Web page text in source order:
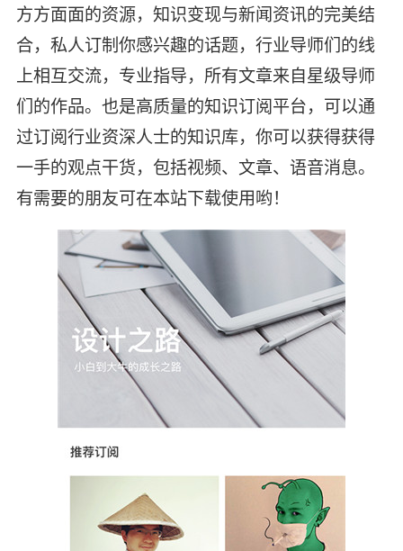
方方面面的资源，知识变现与新闻资讯的完美结
合，私人订制你感兴趣的话题，行业导师们的线
上相互交流，专业指导，所有文章来自星级导师
们的作品。也是高质量的知识订阅平台，可以通
过订阅行业资深人士的知识库，你可以获得获得
一手的观点干货，包括视频、文章、语音消息。
有需要的朋友可在本站下载使用哟！